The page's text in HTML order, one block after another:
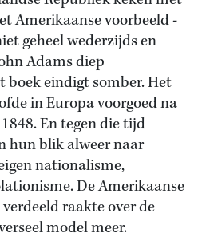
Amerikaanse voorbeeld -
geheel wederzijds en
Adams diep
boek eindigt somber. Het
in Europa voorgoed na
En tegen die tijd
hun blik alweer naar
nationalisme,
De Amerikaanse
raakte over de
model meer.